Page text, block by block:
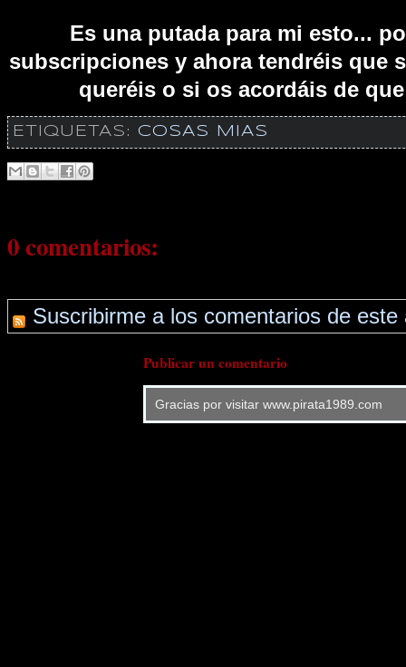
Es una putada para mi esto...
subscripciones y ahora tendréis que
queréis o si os acordáis de
ETIQUETAS: COSAS MIAS
0 comentarios:
Suscribirme a los comentarios de este
Publicar un comentario
Gracias por visitar www.pirata1989.com